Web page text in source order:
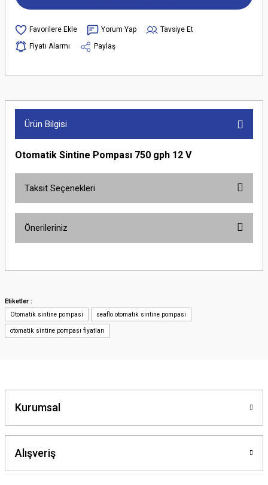
Yorum Yap
Tavsiye Et
Fiyatı Alarmı
Paylaş
Ürün Bilgisi
Otomatik Sintine Pompası 750 gph 12 V
Taksit Seçenekleri
Önerileriniz
Ürün resmi kalitesiz, bozuk veya görüntülenemiyor.
Ürün açıklamasında eksik bilgiler bulunuyor.
Bu ürüne benzer farklı alternatifler olmalı.
Etiketler :
Otomatik sintine pompasi
seaflo otomatik sintine pompası
otomatik sintine pompası fiyatları
Kurumsal
Alışveriş